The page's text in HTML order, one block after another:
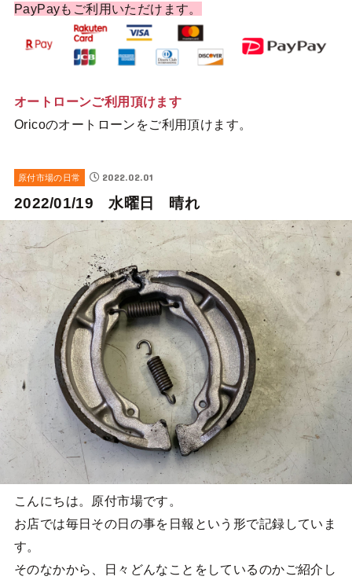
PayPayもご利用いただけます。
オートローンご利用頂けます
Oricoのオートローンをご利用頂けます。
原付市場の日常 2022.02.01
2022/01/19 水曜日 晴れ
こんにちは。原付市場です。
お店では毎日その日の事を日報という形で記録していま
す。
そのなかから、日々どんなことをしているのかご紹介し